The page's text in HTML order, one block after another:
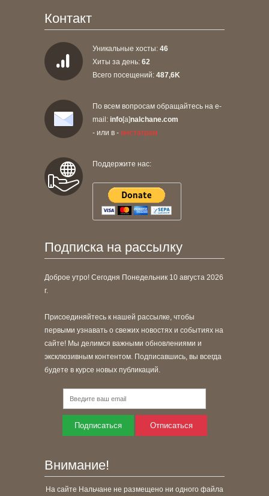
Контакт
Уникальные хосты: 46
Хиты за день: 62
Всего посещений: 487,6K
По всем вопросам обращайтесь на e-
mail: info[a]nalchane.com
- или в - инстаграм
Поддержите нас:
Подписка на рассылку
Доброе утро! Сегодня Понедельник 10 августа 2026
г.
Присоединяйтесь к нашей рассылке, чтобы
первыми узнавать о свежих новостях и событиях на
сайте! Мы делимся важными обновлениями и
эксклюзивным контентом. Подписавшись, вы всегда
будете в курсе новых публикаций.
Подписаться Отписаться
Внимание!
На сайте Нальчане не размещено ни одного файла